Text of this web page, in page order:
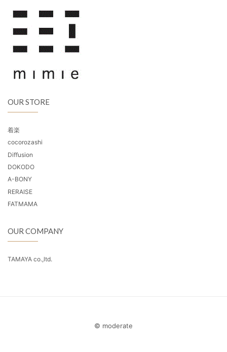
OUR STORE
着楽
cocorozashi
Diffusion
DOKODO
A-BONY
RERAISE
FATMAMA
OUR COMPANY
TAMAYA co.,ltd.
© moderate